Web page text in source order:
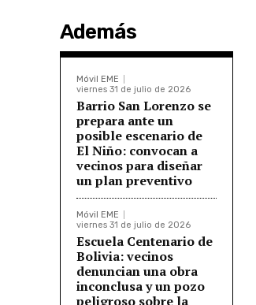
Además
Móvil EME
viernes 31 de julio de 2026
Barrio San Lorenzo se
prepara ante un
posible escenario de
El Niño: convocan a
vecinos para diseñar
un plan preventivo
Móvil EME
viernes 31 de julio de 2026
Escuela Centenario de
Bolivia: vecinos
denuncian una obra
inconclusa y un pozo
peligroso sobre la